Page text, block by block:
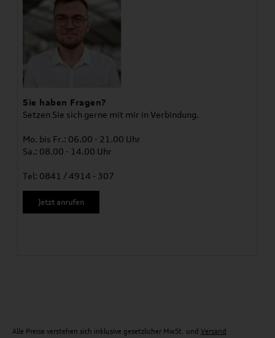
Sie haben Fragen?
Setzen Sie sich gerne mit mir in Verbindung.
Mo. bis Fr.: 06.00 - 21.00 Uhr
Sa.: 08.00 - 14.00 Uhr
Tel: 0841 / 4914 - 307
Jetzt anrufen
Alle Preise verstehen sich inklusive gesetzlicher MwSt. und Versand